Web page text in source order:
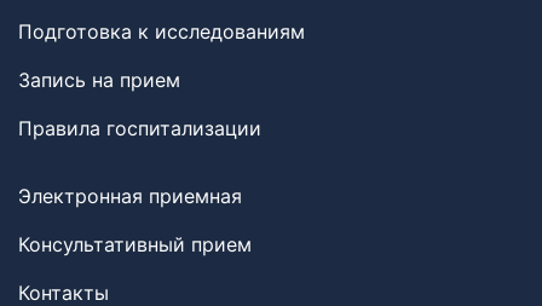
Подготовка к исследованиям
Запись на прием
Правила госпитализации
Электронная приемная
Консультативный прием
Контакты